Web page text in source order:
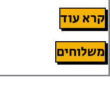
קרא עוד
משלוחים